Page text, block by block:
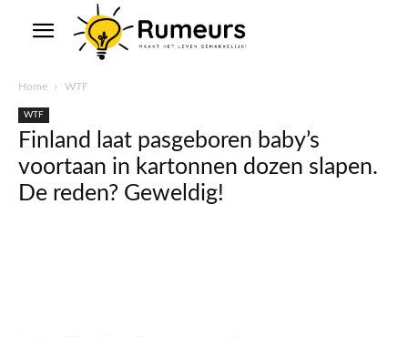
Home WTF
WTF
Finland laat pasgeboren baby’s
voortaan in kartonnen dozen slapen.
De reden? Geweldig!